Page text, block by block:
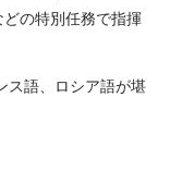
どの特別任務で指揮
ス語、ロシア語が堪